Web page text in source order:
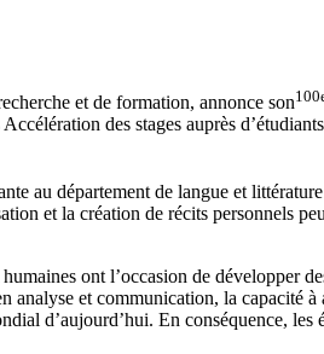
et de formation, annonce son
des stages auprès
au département de langue et
et la création de récits personnels
ont l’occasion de développer
et communication, la capacité
d’aujourd’hui. En conséquence,